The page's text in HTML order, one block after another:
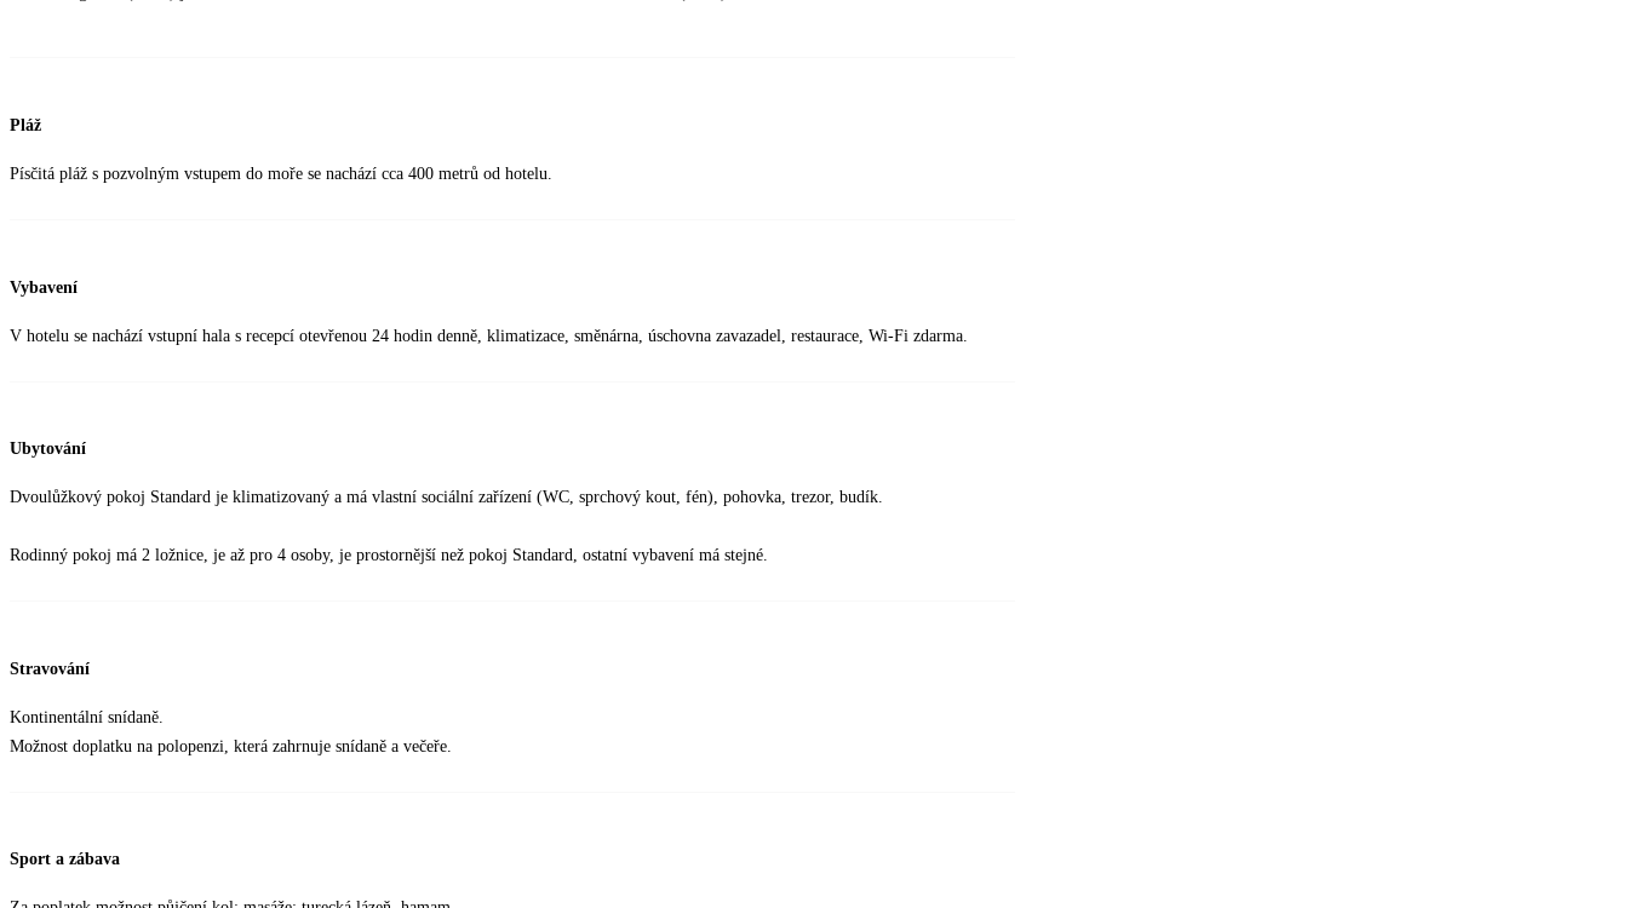
Pláž
Písčitá pláž s pozvolným vstupem do moře se nachází cca 400 metrů od hotelu.
Vybavení
V hotelu se nachází vstupní hala s recepcí otevřenou 24 hodin denně, klimatizace, směnárna, úschovna zavazadel, restaurace, Wi-Fi zdarma.
Ubytování
Dvoulůžkový pokoj Standard je klimatizovaný a má vlastní sociální zařízení (WC, sprchový kout, fén), pohovka, trezor, budík.
Rodinný pokoj má 2 ložnice, je až pro 4 osoby, je prostornější než pokoj Standard, ostatní vybavení má stejné.
Stravování
Kontinentální snídaně.
Možnost doplatku na polopenzi, která zahrnuje snídaně a večeře.
Sport a zábava